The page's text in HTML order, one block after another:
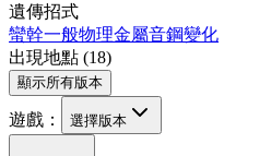
遺傳招式
蠻幹一般物理金屬音鋼變化
出現地點 (18)
顯示所有版本
遊戲： 選擇版本